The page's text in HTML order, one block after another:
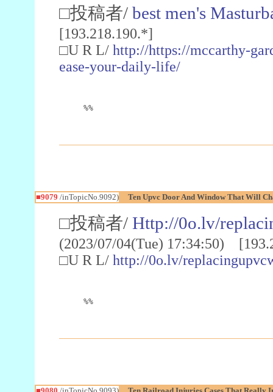
□投稿者/ best men's
[193.218.190.*]
□U R L/ http://https://mccarthy-
ease-your-daily-life/
%%
■9079 /inTopicNo.9092) Ten Upvc Door And Window That Will
□投稿者/ Http://0o.lv/
(2023/07/04(Tue) 17:34:50)
□U R L/ http://0o.lv/
%%